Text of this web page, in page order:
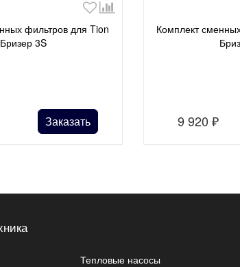
фильтров для Tion
Бризер 3S
Заказать
Комплект
9 920 ₽
Тепловые насосы